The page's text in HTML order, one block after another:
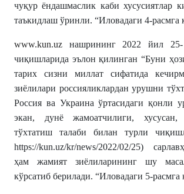
чуқур ёндашмаслик каби хусусиятлар
таъкидлаш ўринли. “Иловадаги 4-расмга
www.kun.uz нашрининг 2022 йил 25-
чиқишларида эълон қилинган “Буни
тарих сизни миллат сифатида
зиёлилари россияликлардан урушни
Россия ва Украина ўртасидаги қонли
экан, дунё жамоатчилиги,
тўхтатиш талаби билан турли
https://kun.uz/kr/news/2022/02/25)
ҳам жамият зиёлиларининг шу
кўрсатиб берилади. “Иловадаги 5-расмга